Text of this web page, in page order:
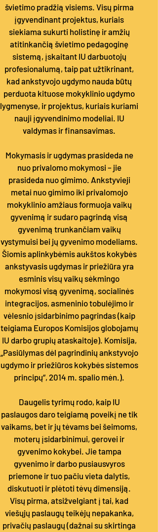
švietimo pradžią visiems. Visų pirma
įgyvendinant projektus, kuriais
siekiama sukurti holistinę ir amžių
atitinkančią švietimo pedagoginę
sistemą, įskaitant IU darbuotojų
profesionalumą, taip pat užtikrinant,
kad ankstyvojo ugdymo nauda būtų
perduota kituose mokyklinio ugdymo
lygmenyse, ir projektus, kuriais kuriami
nauji įgyvendinimo modeliai. IU
valdymas ir finansavimas.
Mokymasis ir ugdymas prasideda ne
nuo privalomo mokymosi – jie
prasideda nuo gimimo. Ankstyvieji
metai nuo gimimo iki privalomojo
mokyklinio amžiaus formuoja vaikų
gyvenimą ir sudaro pagrindą visą
gyvenimą trunkančiam vaikų
vystymuisi bei jų gyvenimo modeliams.
Šiomis aplinkybėmis aukštos kokybės
ankstyvasis ugdymas ir priežiūra yra
esminis visų vaikų sėkmingo
mokymosi visą gyvenimą, socialinės
integracijos, asmeninio tobulėjimo ir
vėlesnio įsidarbinimo pagrindas (kaip
teigiama Europos Komisijos globojamų
IU darbo grupių ataskaitoje). Komisija,
„Pasiūlymas dėl pagrindinių ankstyvojo
ugdymo ir priežiūros kokybės sistemos
principų“, 2014 m. spalio mėn.).
Daugelis tyrimų rodo, kaip IU
paslaugos daro teigiamą poveikį ne tik
vaikams, bet ir jų tėvams bei šeimoms,
moterų įsidarbinimui, gerovei ir
gyvenimo kokybei. Jie tampa
gyvenimo ir darbo pusiausvyros
priemone ir tuo pačiu vieta dalytis,
diskutuoti ir plėtoti tėvų dimensiją.
Visų pirma, atsižvelgiant į tai, kad
viešųjų paslaugų teikėjų nepakanka,
privačių paslaugų (dažnai su skirtinga